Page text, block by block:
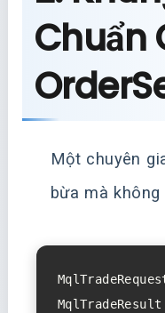
Chuẩn
Một chuyên
bừa mà